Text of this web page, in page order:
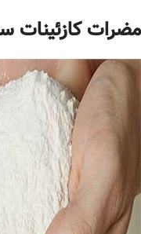
مضرات کازئینات